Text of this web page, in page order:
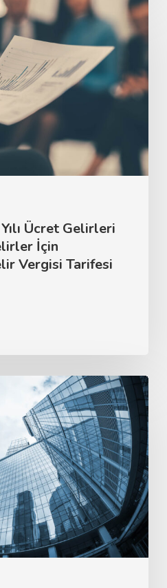
Ücret Gelirleri
İçin
Vergisi Tarifesi